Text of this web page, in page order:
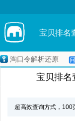
宝贝排名
淘口令解析还原
宝贝排名
超高效查询方式，100